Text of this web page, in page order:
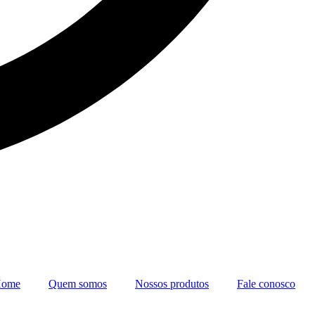
Quem somos Nossos produtos Fale conosco